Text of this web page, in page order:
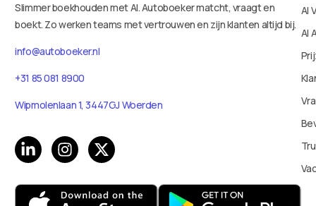
Slimmer boekhouden met AI. Autoboeker matcht, vraagt en
boekt. Zo werken teams met vertrouwen en zijn klanten altijd bij.
info@autoboeker.nl
+31 85 081 8900
Wipmolenlaan 1, 3447GJ Woerden
AI
AI